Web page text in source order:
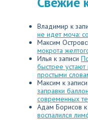
Владимир к
не идет моча:
Максим
мокрота
Илья к записи
быстрее
простыми
Максим к записи
заправки
современных
Адам Борисов
воспалился